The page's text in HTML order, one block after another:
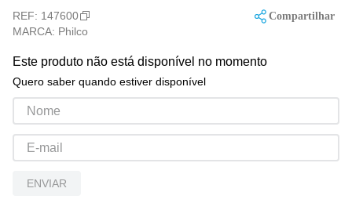
REF: 147600
MARCA: Philco
Compartilhar
Este produto não está disponível no momento
Quero saber quando estiver disponível
ENVIAR